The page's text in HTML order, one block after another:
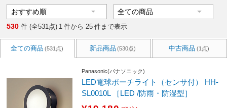
530 件 (全531点) 1 件から 25 件まで表示
全ての商品 (531点) 新品商品 (530点) 中古商品 (1点)
Panasonic(パナソニック)
LED電球ポーチライト（センサ付） HH-
SL0010L ［LED /防雨・防湿型］